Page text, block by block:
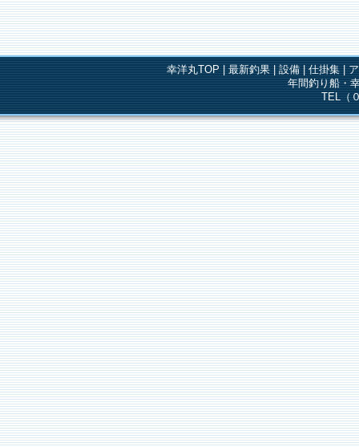
幸洋丸TOP |最新釣果 |設備 |仕掛集
年間釣り船・
TEL（